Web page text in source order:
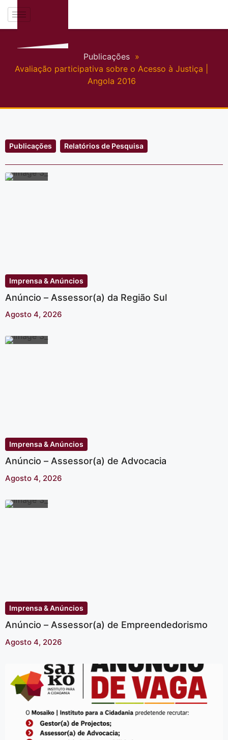
Publicações »
Avaliação participativa sobre o Acesso à Justiça |
Angola 2016
Publicações Relatórios de Pesquisa
Imprensa & Anúncios
Anúncio – Assessor(a) da Região Sul
Agosto 4, 2026
Imprensa & Anúncios
Anúncio – Assessor(a) de Advocacia
Agosto 4, 2026
Imprensa & Anúncios
Anúncio – Assessor(a) de Empreendedorismo
Agosto 4, 2026